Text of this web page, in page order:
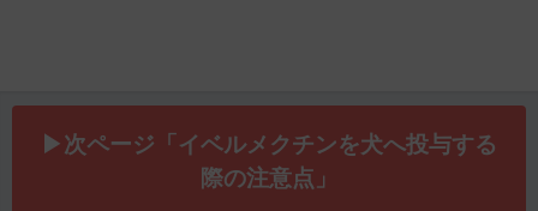
▶次ページ「イベルメクチンを犬へ投与する
際の注意点」